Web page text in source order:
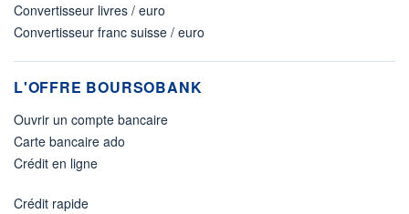
Convertisseur livres / euro
Convertisseur franc suisse / euro
L'OFFRE BOURSOBANK
Ouvrir un compte bancaire
Carte bancaire ado
Crédit en ligne
Crédit rapide